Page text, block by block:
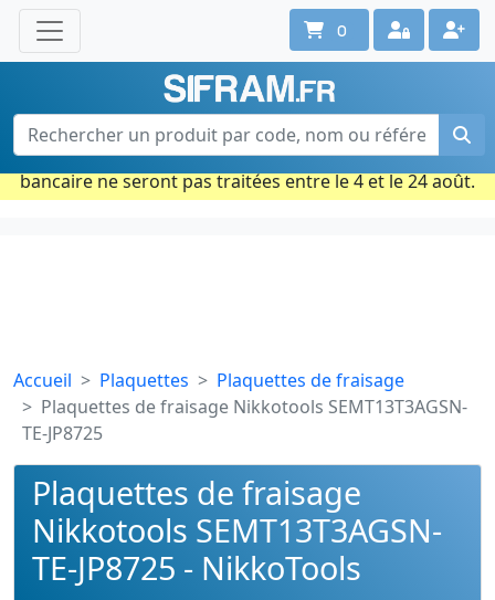
Une question ? Un conseil ?
Contactez-nous au 02 40 92 17 71
Ouvert du lun. au vend. de 08h à 18h
Période estivale : Les commandes prises par carte
bancaire ne seront pas traitées entre le 4 et le 24 août.
0
Accueil Plaquettes
Plaquettes de fraisage
Plaquettes de fraisage Nikkotools SEMT13T3AGSN-
TE-JP8725
Plaquettes de fraisage
Nikkotools SEMT13T3AGSN-
TE-JP8725 - NikkoTools